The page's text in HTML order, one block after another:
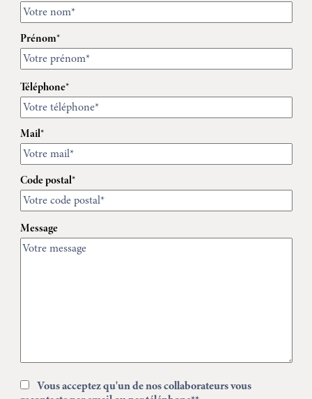
Prénom*
Téléphone*
Mail*
Code postal*
Message
Vous acceptez qu'un de nos collaborateurs vous